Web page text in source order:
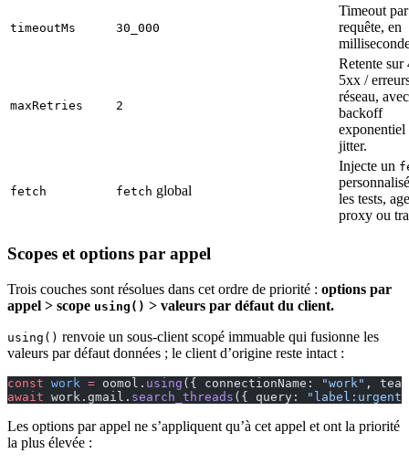
timeoutMs 30_000
Timeout par
requête, en
maxRetries 2
Retente sur
5xx /
réseau, avec
backoff
exponentiel
jitter.
fetch fetch global
Injecte un
les tests,
proxy ou
Scopes et options par appel
Trois couches sont résolues dans cet ordre de priorité : options par
appel > scope using() > valeurs par défaut du client.
using() renvoie un sous-client scopé immuable qui fusionne les
valeurs par défaut données ; le client d’origine reste intact :
const work = oomol. using ({ connectionName: "work" ,
await work.gmail. search_threads ({ query: "label:urgent"
Les options par appel ne s’appliquent qu’à cet appel et ont la priorité
la plus élevée :